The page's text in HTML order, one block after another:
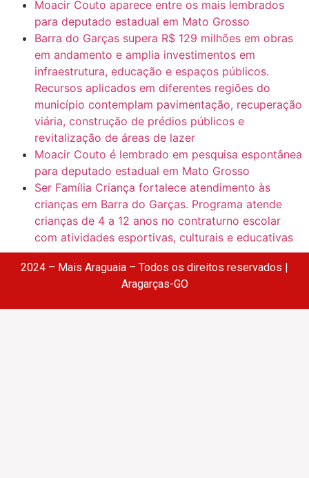
Moacir Couto aparece entre os mais lembrados
para deputado estadual em Mato Grosso
Barra do Garças supera R$ 129 milhões em obras
em andamento e amplia investimentos em
infraestrutura, educação e espaços públicos.
Recursos aplicados em diferentes regiões do
município contemplam pavimentação, recuperação
viária, construção de prédios públicos e
revitalização de áreas de lazer
Moacir Couto é lembrado em pesquisa espontânea
para deputado estadual em Mato Grosso
Ser Família Criança fortalece atendimento às
crianças em Barra do Garças. Programa atende
crianças de 4 a 12 anos no contraturno escolar
com atividades esportivas, culturais e educativas
2024 – Mais Araguaia – Todos os direitos reservados |
Aragarças-GO